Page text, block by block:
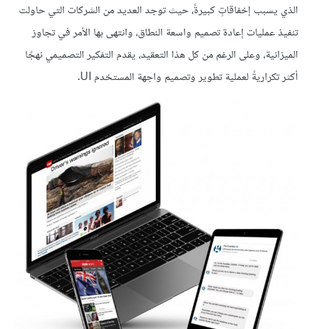
الذي يسبب إخفاقاتٍ كبيرةً، حيث توجد العديد من الشركات التي حاولت
تنفيذ عمليات إعادة تصميم واسعة النطاق، وانتهى بها الأمر في تجاوز
الميزانية، وعلى الرغم من كل هذا التعقيد، يقدم التفكير التصميمي نهجًا
أكثر تكراريةً لعملية تطوير وتصميم واجهة المستخدم UI.